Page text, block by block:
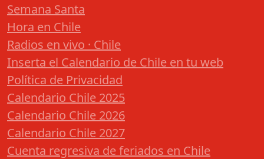
Semana Santa
Hora en Chile
Radios en vivo · Chile
Inserta el Calendario de Chile en tu web
Política de Privacidad
Calendario Chile 2025
Calendario Chile 2026
Calendario Chile 2027
Cuenta regresiva de feriados en Chile